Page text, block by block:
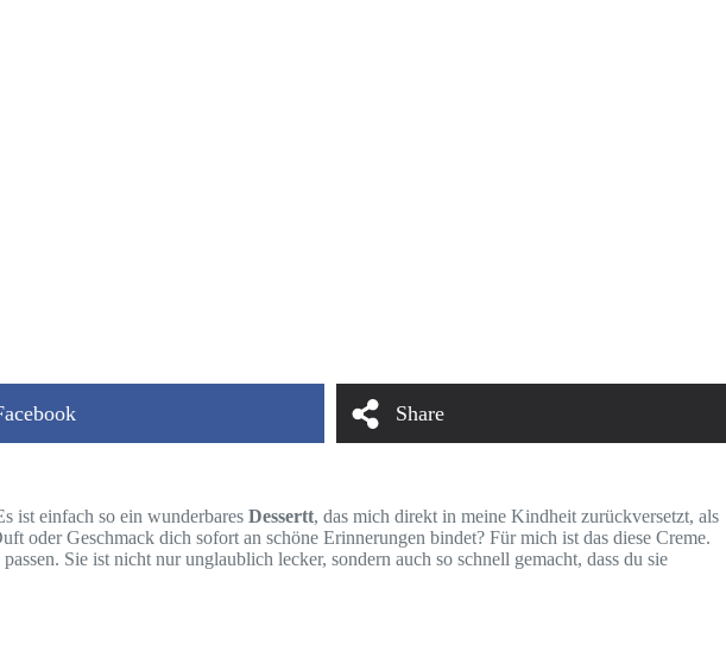
Share
ist einfach so ein wunderbares Dessertt, das mich direkt in meine Kindheit zurückversetzt, als
oder Geschmack dich sofort an schöne Erinnerungen bindet? Für mich ist das diese Creme.
Sie ist nicht nur unglaublich lecker, sondern auch so schnell gemacht, dass du sie